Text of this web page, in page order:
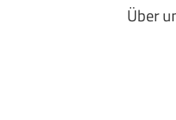
Über